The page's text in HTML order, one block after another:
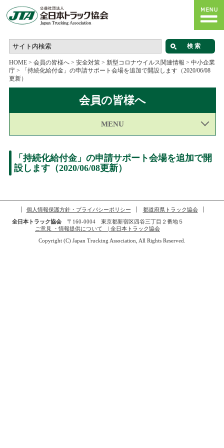
HOME> 会員の皆様へ> 安全対策> 新型コロナウイルス関連情報 > 中小企業
庁>
「持続化給付金」の申請サポート会場を追加で開設します（2020/06/08
更新）
会員の皆様へ
MENU
「持続化給付金」の申請サポート会場を追加で開
設します（2020/06/08更新）
個人情報保護方針・プライバシーポリシー
都道府県トラック協会
全日本トラック協会〒160-0004 東京都新宿区四谷三丁目２番地５
ご意見 ・情報提供について | 全日本トラック協会
Copyright (C) Japan Trucking Association, All Rights Reserved.